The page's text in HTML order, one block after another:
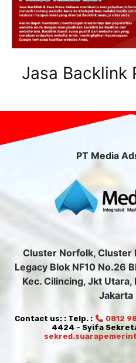
Jasa Backlink
PT Media
Cluster Norfolk, Cluster
Legacy Blok NF10 No.26
Kec. Cilincing, Jkt
Jakarta
Contact us: : Telp. : 0812
4424 - Syifa